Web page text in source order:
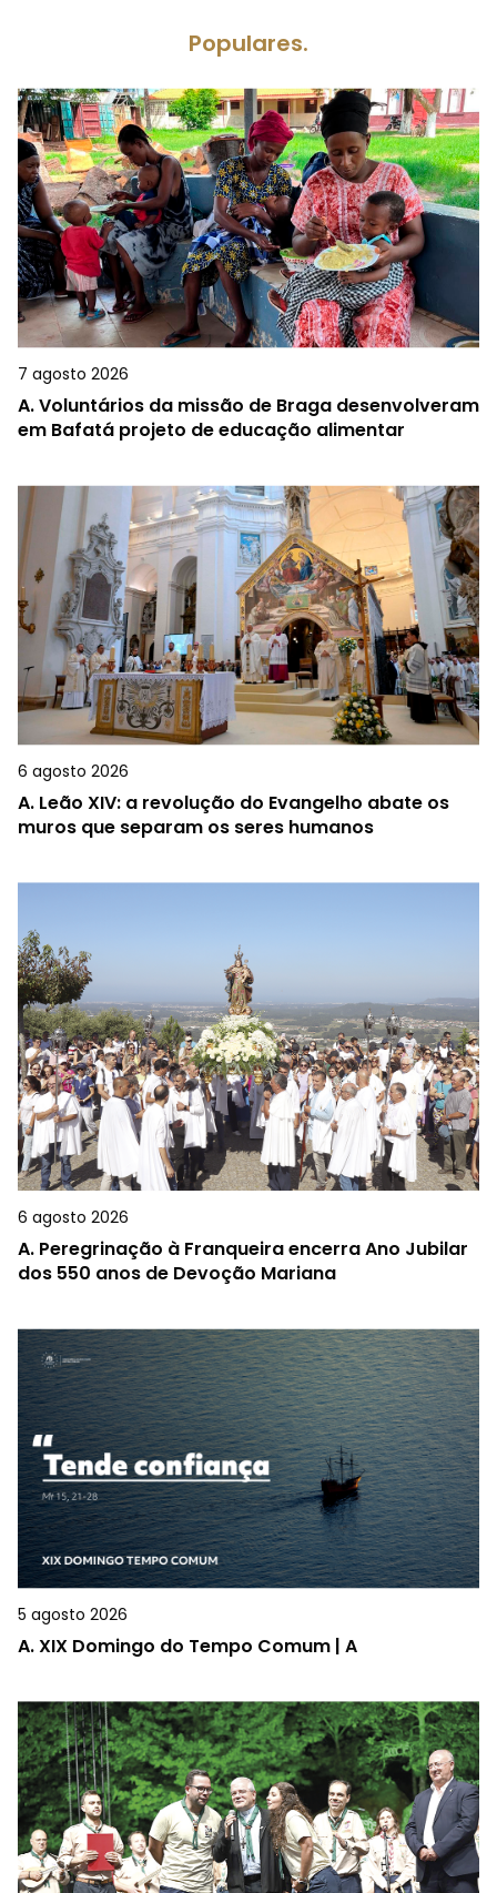
Populares.
7 agosto 2026
A.Voluntários da missão de Braga desenvolveram
em Bafatá projeto de educação alimentar
6 agosto 2026
A. Leão XIV: a revolução do Evangelho abate os
muros que separam os seres humanos
6 agosto 2026
A. Peregrinação à Franqueira encerra Ano Jubilar
dos 550 anos de Devoção Mariana
5 agosto 2026
A.XIX Domingo do Tempo Comum | A